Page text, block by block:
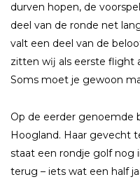
durven hopen, de
deel van de ronde net
valt een deel van de
zitten wĳ als eerste flight
Soms moet je gewoon
Op de eerder genoemde
Hoogland. Haar gevecht
staat een rondje golf nog
terug – iets wat een half